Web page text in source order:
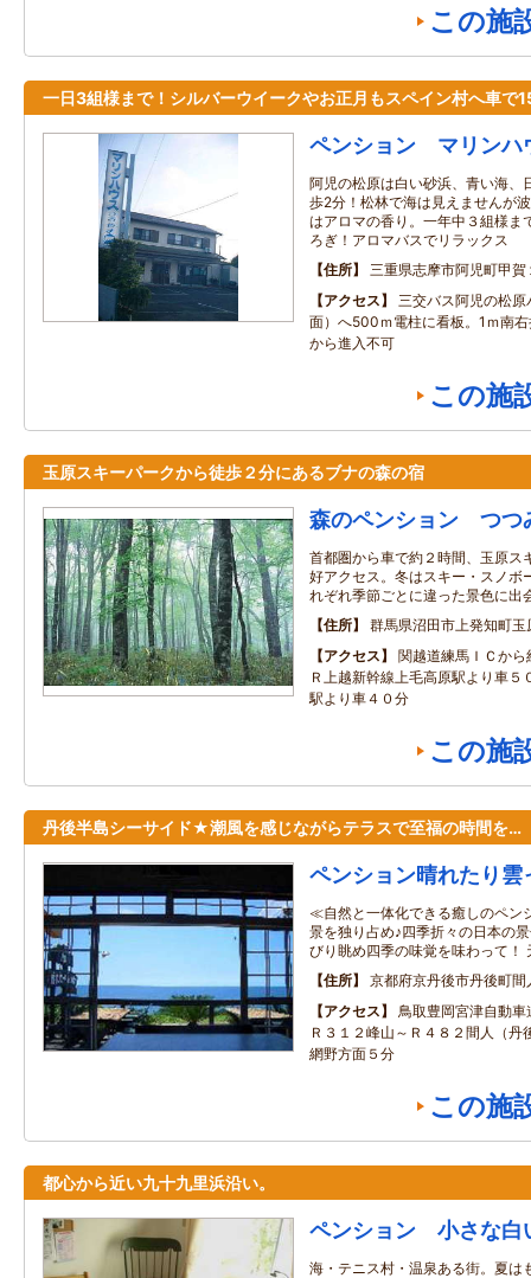
この施
一日3組様まで！シルバーウイークやお正月もスペイン村へ車で
ペンション マリン
阿児の松原は白い砂浜、青い海、
歩2分！松林で海は見えませんが
はアロマの香り。一年中３組様ま
ろぎ！アロマバスでリラックス
住所
三重県志摩市阿児町甲賀
アクセス
三交バス阿児の松
面）へ500ｍ電柱に看板。1ｍ南
から進入不可
この施
玉原スキーパークから徒歩２分にあるブナの森の宿
森のペンション つつ
首都圏から車で約２時間、玉原ス
好アクセス。冬はスキー・スノボ
れぞれ季節ごとに違った景色に出
住所
群馬県沼田市上発知町玉
アクセス
関越道練馬ＩＣか
Ｒ上越新幹線上毛高原駅より車５
駅より車４０分
この施
丹後半島シーサイド★潮風を感じながらテラスで至福の時間を…
ペンション晴れたり雲
≪自然と一体化できる癒しのペン
景を独り占め♪四季折々の日本の
びり眺め四季の味覚を味わって！
住所
京都府京丹後市丹後町間
アクセス
鳥取豊岡宮津自動
Ｒ３１２峰山～Ｒ４８２間人（丹
網野方面５分
この施
都心から近い九十九里浜沿い。
ペンション 小さな白
海・テニス村・温泉ある街。夏は